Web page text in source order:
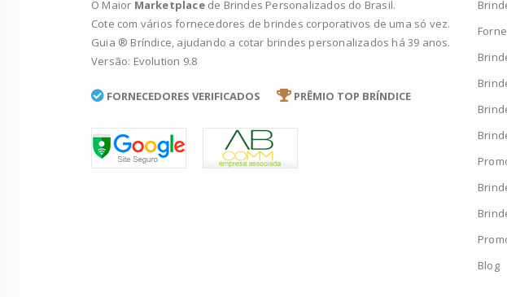
O Maior Marketplace de Brindes Personalizados do Brasil.
Cote com vários fornecedores de brindes corporativos de uma só vez.
Guia ® Bríndice, ajudando a cotar brindes personalizados há 39 anos.
Versão: Evolution 9.8
FORNECEDORES VERIFICADOS PRÊMIO TOP BRÍNDICE
Blog